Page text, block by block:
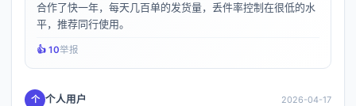
合作了快一年，每天几百单的发货量，丢件率控制在很低的水
平，推荐同行使用。
👍️ 10举报
个 个人用户 2026-04-17